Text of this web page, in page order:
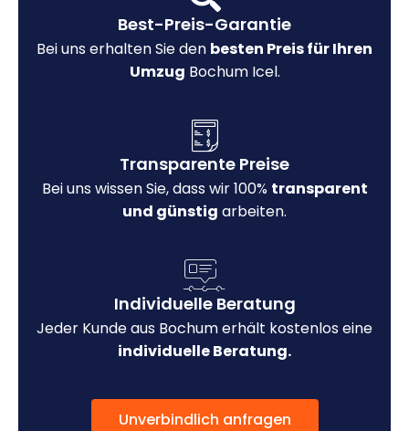
Best-Preis-Garantie
Bei uns erhalten Sie den besten Preis für Ihren
Umzug Bochum Icel.
Transparente Preise
Bei uns wissen Sie, dass wir 100% transparent
und günstig arbeiten.
Individuelle Beratung
Jeder Kunde aus Bochum erhält kostenlos eine
individuelle Beratung.
Unverbindlich anfragen